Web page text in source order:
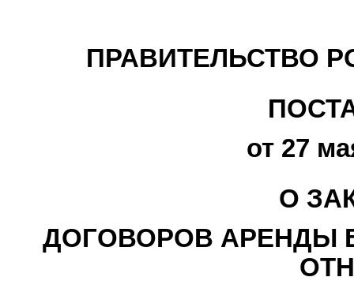
ПРАВИТЕЛЬСТВО
от 27
О
ДОГОВОРОВ АРЕНДЫ